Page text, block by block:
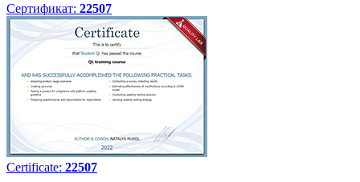
Сертификат: 22507
Certificate: 22507